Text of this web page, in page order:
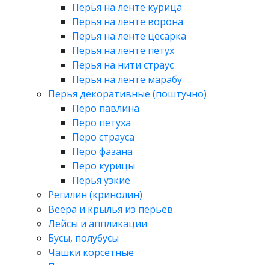
Перья на ленте курица
Перья на ленте ворона
Перья на ленте цесарка
Перья на ленте петух
Перья на нити страус
Перья на ленте марабу
Перья декоративные (поштучно)
Перо павлина
Перо петуха
Перо страуса
Перо фазана
Перо курицы
Перья узкие
Регилин (кринолин)
Веера и крылья из перьев
Лейсы и аппликации
Бусы, полубусы
Чашки корсетные